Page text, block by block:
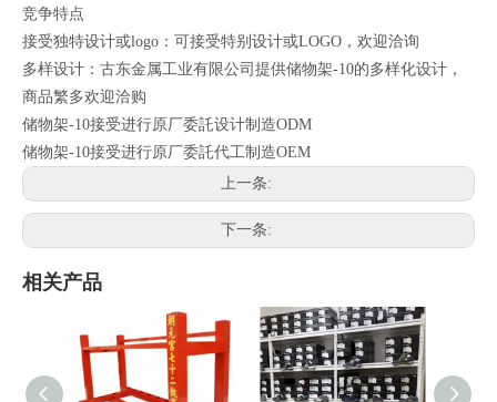
竞争特点
接受独特设计或logo：可接受特别设计或LOGO，欢迎洽询
多样设计：古东金属工业有限公司提供储物架-10的多样化设计，
商品繁多欢迎洽购
储物架-10接受进行原厂委託设计制造ODM
储物架-10接受进行原厂委託代工制造OEM
上一条:
下一条:
相关产品